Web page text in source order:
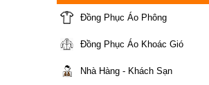
Đồng Phục Áo Phông
Đồng Phục Áo Khoác Gió
Nhà Hàng - Khách Sạn